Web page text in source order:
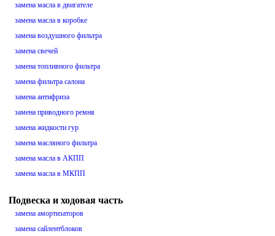
замена масла в двигателе
замена масла в коробке
замена воздушного фильтра
замена свечей
замена топливного фильтра
замена фильтра салона
замена антифриза
замена приводного ремня
замена жидкости гур
замена масляного фильтра
замена масла в АКПП
замена масла в МКПП
Подвеска и ходовая часть
замена амортизаторов
замена сайлентблоков